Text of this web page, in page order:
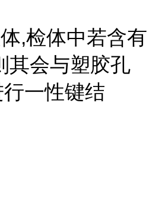
,检体中若含有
其会与塑胶孔
一性键结